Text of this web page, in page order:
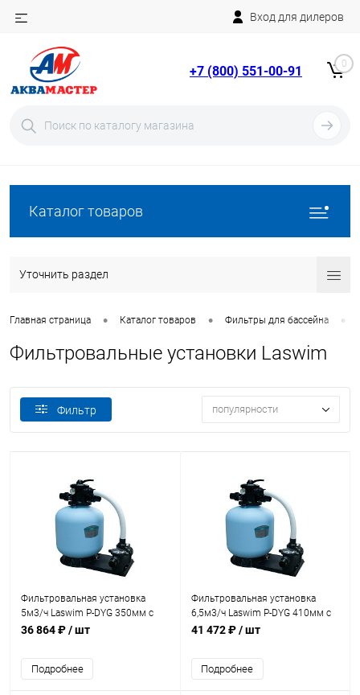
Вход для дилеров
+7 (800) 551-00-91 0
Каталог товаров
Уточнить раздел
Главная страница • Каталог товаров • Фильтры для бассейна •
Фильтровальные установки Laswim
Фильтр популярности
Фильтровальная установка
5м3/ч Laswim P-DYG 350мм с
насосом KP256 (P-DYG350K)
36 864 ₽/ шт
Подробнее
Фильтровальная установка
6,5м3/ч Laswim P-DYG 410мм с
насосом KP256 (P-DYG400K)
41 472 ₽/ шт
Подробнее